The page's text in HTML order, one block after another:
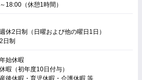
18:00（休憩1時間）
休2日制（日曜および他の曜日1日）
日制
始休暇
暇（初年度10日付与）
後休暇・育児休暇・介護休暇 等